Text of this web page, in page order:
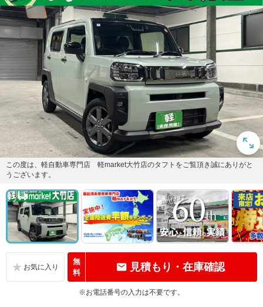
この度は、軽自動車専門店 軽market大竹店のタフトをご覧頂き誠にありがと
うございます。
無
料
見積もり・在庫確認
※お電話番号の入力は不要です。